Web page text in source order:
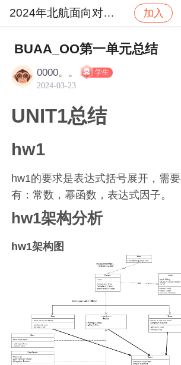
2024年北航面向对象设计与构造 加入
社区 2024年北航面向对象设计与构
BUAA_OO第一单元总结
0000。。 学生
2024-03-23
UNIT1总结
hw1
hw1的要求是表达式括号展开，需
有：常数，幂函数，表达式因子。
hw1架构分析
hw1架构图